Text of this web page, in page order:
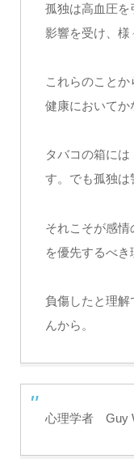
孤独は高血圧を
影響を受け、様
これらのこと
健康においてか
タバコの箱に
す。でも孤独は
それこそが感
を優先するべき
負傷したと理
んから。
心理学者 Guy